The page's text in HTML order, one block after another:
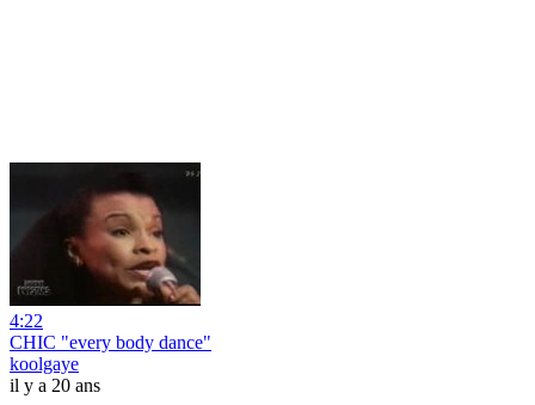
4:22
CHIC "every body dance"
koolgaye
il y a 20 ans